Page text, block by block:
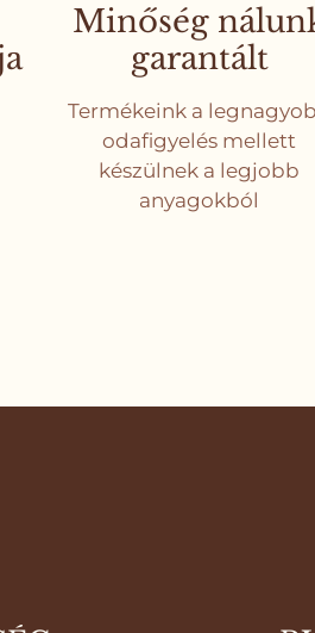
Minőség
garantált
Termékeink a
odafigyelés mellett
készülnek a legjobb
anyagokból